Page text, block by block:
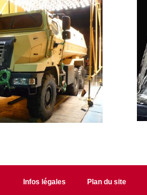
Infos légales Plan du site